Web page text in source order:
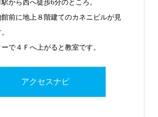
から西へ徒歩6分のところ。
館前に地上８階建てのカネニビルが見
で４Ｆへ上がると教室です。
アクセスナビ